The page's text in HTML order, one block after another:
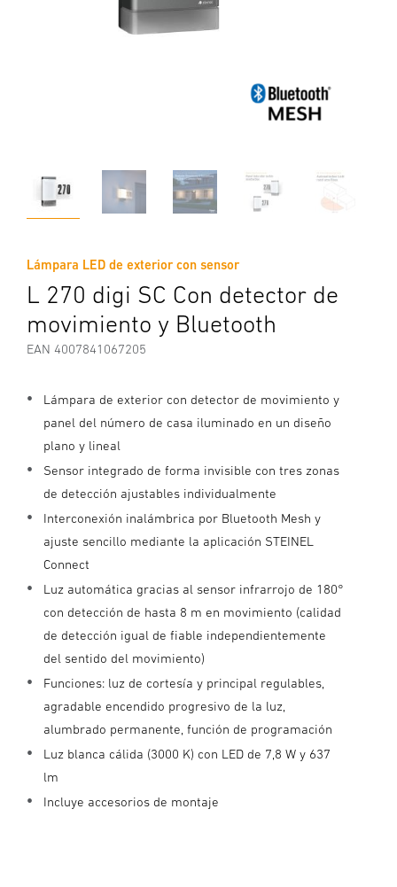
Lámpara LED de exterior con sensor
L 270 digi SC Con detector de
movimiento y Bluetooth
EAN 4007841067205
Lámpara de exterior con detector de movimiento y
panel del número de casa iluminado en un diseño
plano y lineal
Sensor integrado de forma invisible con tres zonas
de detección ajustables individualmente
Interconexión inalámbrica por Bluetooth Mesh y
ajuste sencillo mediante la aplicación STEINEL
Connect
Luz automática gracias al sensor infrarrojo de 180°
con detección de hasta 8 m en movimiento (calidad
de detección igual de fiable independientemente
del sentido del movimiento)
Funciones: luz de cortesía y principal regulables,
agradable encendido progresivo de la luz,
alumbrado permanente, función de programación
Luz blanca cálida (3000 K) con LED de 7,8 W y 637
lm
Incluye accesorios de montaje